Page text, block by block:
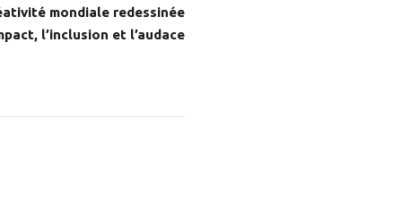
mondiale redessinée
l’inclusion et l’audace